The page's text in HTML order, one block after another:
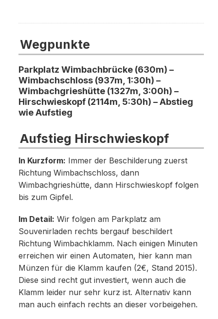
Wegpunkte
Parkplatz Wimbachbrücke (630m) –
Wimbachschloss (937m, 1:30h) –
Wimbachgrieshütte (1327m, 3:00h) –
Hirschwieskopf (2114m, 5:30h) – Abstieg
wie Aufstieg
Aufstieg Hirschwieskopf
In Kurzform: Immer der Beschilderung zuerst
Richtung Wimbachschloss, dann
Wimbachgrieshütte, dann Hirschwieskopf folgen
bis zum Gipfel.
Im Detail: Wir folgen am Parkplatz am
Souvenirladen rechts bergauf beschildert
Richtung Wimbachklamm. Nach einigen Minuten
erreichen wir einen Automaten, hier kann man
Münzen für die Klamm kaufen (2€, Stand 2015).
Diese sind recht gut investiert, wenn auch die
Klamm leider nur sehr kurz ist. Alternativ kann
man auch einfach rechts an dieser vorbeigehen.